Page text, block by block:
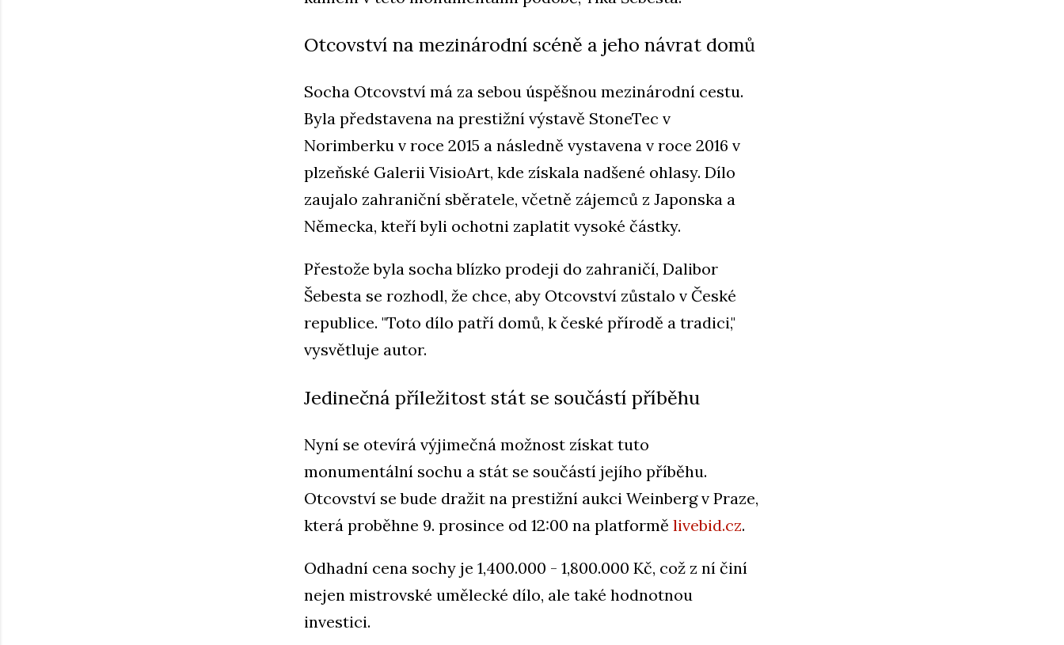
Otcovství na mezinárodní scéně a jeho návrat domů
Socha Otcovství má za sebou úspěšnou mezinárodní cestu.
Byla představena na prestižní výstavě StoneTec v
Norimberku v roce 2015 a následně vystavena v roce 2016 v
plzeňské Galerii VisioArt, kde získala nadšené ohlasy. Dílo
zaujalo zahraniční sběratele, včetně zájemců z Japonska a
Německa, kteří byli ochotni zaplatit vysoké částky.
Přestože byla socha blízko prodeji do zahraničí, Dalibor
Šebesta se rozhodl, že chce, aby Otcovství zůstalo v České
republice. "Toto dílo patří domů, k české přírodě a tradici,"
vysvětluje autor.
Jedinečná příležitost stát se součástí příběhu
Nyní se otevírá výjimečná možnost získat tuto
monumentální sochu a stát se součástí jejího příběhu.
Otcovství se bude dražit na prestižní aukci Weinberg v Praze,
která proběhne 9. prosince od 12:00 na platformě livebid.cz.
Odhadní cena sochy je 1,400.000 - 1,800.000 Kč, což z ní činí
nejen mistrovské umělecké dílo, ale také hodnotnou
investici.